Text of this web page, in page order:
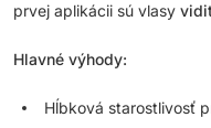
prvej aplikácii sú vlasy
Hlavné výhody:
Hĺbková starostlivosť